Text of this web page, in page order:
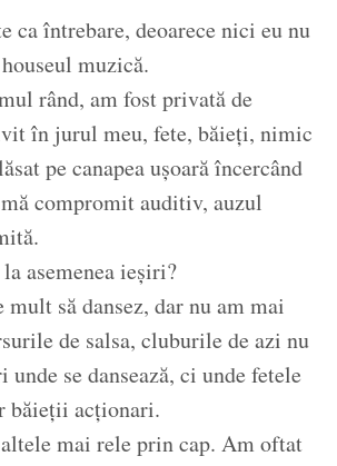
ca întrebare, deoarece nici eu nu
muzică.
rând, am fost privată de
în jurul meu, fete, băieți, nimic
pe canapea ușoară încercând
compromit auditiv, auzul
asemenea ieșiri?
să dansez, dar nu am mai
de salsa, cluburile de azi nu
se dansează, ci unde fetele
băieții acționari.
mai rele prin cap. Am oftat